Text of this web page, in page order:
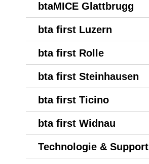
btaMICE Glattbrugg
bta first Luzern
bta first Rolle
bta first Steinhausen
bta first Ticino
bta first Widnau
Technologie & Support